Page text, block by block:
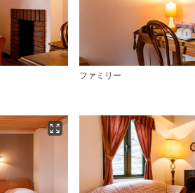
ファミリー